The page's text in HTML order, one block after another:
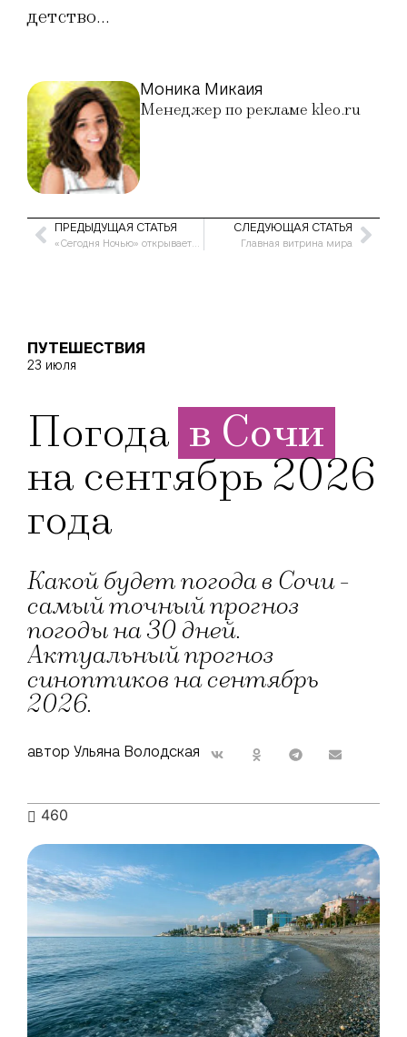
детство…
Моника Микаия
Менеджер по рекламе kleo.ru
ПРЕДЫДУЩАЯ СТАТЬЯ
«Сегодня Ночью» открывается второе дыхание
СЛЕДУЮЩАЯ СТАТЬЯ
Главная витрина мира
ПУТЕШЕСТВИЯ
23 июля
Погода в Сочи
на сентябрь 2026
года
Какой будет погода в Сочи -
самый точный прогноз
погоды на 30 дней.
Актуальный прогноз
синоптиков на сентябрь
2026.
автор Ульяна Володская
460